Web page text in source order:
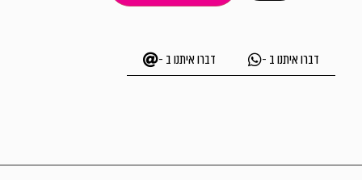
דברו איתנו ב - דברו איתנו ב -